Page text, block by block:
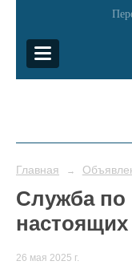
Главная →
Служба по
26 мая 2025 г.